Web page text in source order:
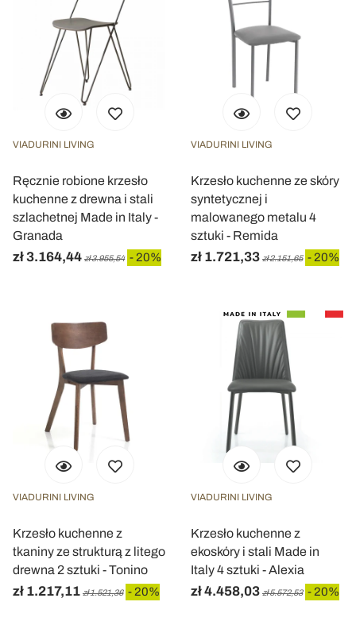
VIADURINI LIVING
Ręcznie robione krzesło
kuchenne z drewna i stali
szlachetnej Made in Italy -
Granada
zł 3.164,44 zł 3.955,54 - 20%
VIADURINI LIVING
Krzesło kuchenne ze skóry
syntetycznej i
malowanego metalu 4
sztuki - Remida
zł 1.721,33 zł 2.151,65 - 20%
VIADURINI LIVING
Krzesło kuchenne z
tkaniny ze strukturą z litego
drewna 2 sztuki - Tonino
zł 1.217,11 zł 1.521,36 - 20%
VIADURINI LIVING
Krzesło kuchenne z
ekoskóry i stali Made in
Italy 4 sztuki - Alexia
zł 4.458,03 zł 5.572,53 - 20%